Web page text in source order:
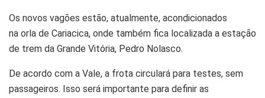
Os novos vagões estão, atualmente, acondicionados
na orla de Cariacica, onde também fica localizada a estação
de trem da Grande Vitória, Pedro Nolasco.
De acordo com a Vale, a frota circulará para testes, sem
passageiros. Isso será importante para definir as